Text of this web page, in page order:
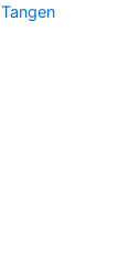
Tangen